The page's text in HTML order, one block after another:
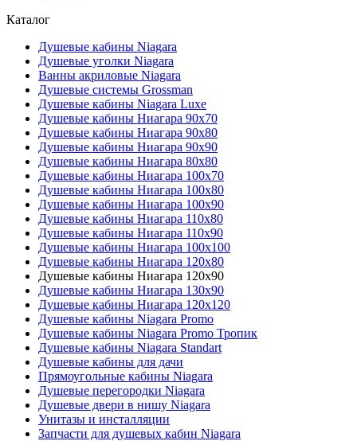
Каталог
Душевые кабины Niagara
Душевые уголки Niagara
Ванны акриловые Niagara
Душевые системы Grossman
Душевые кабины Niagara Luxe
Душевые кабины Ниагара 90x70
Душевые кабины Ниагара 90x80
Душевые кабины Ниагара 90x90
Душевые кабины Ниагара 80x80
Душевые кабины Ниагара 100x70
Душевые кабины Ниагара 100x80
Душевые кабины Ниагара 100x90
Душевые кабины Ниагара 110x80
Душевые кабины Ниагара 110x90
Душевые кабины Ниагара 100x100
Душевые кабины Ниагара 120x80
Душевые кабины Ниагара 120x90
Душевые кабины Ниагара 130x90
Душевые кабины Ниагара 120x120
Душевые кабины Niagara Promo
Душевые кабины Niagara Promo Тропик
Душевые кабины Niagara Standart
Душевые кабины для дачи
Прямоугольные кабины Niagara
Душевые перегородки Niagara
Душевые двери в нишу Niagara
Унитазы и инсталляции
Запчасти для душевых кабин Niagara